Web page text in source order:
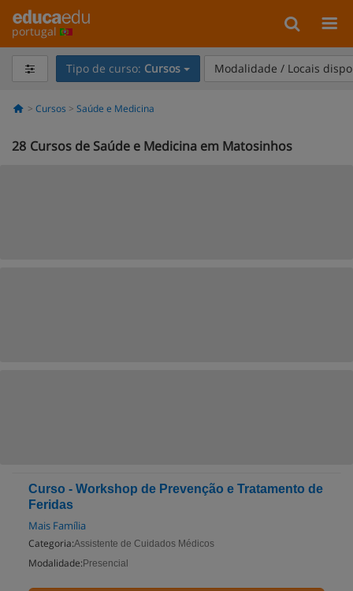
portugal
Tipo de curso: Cursos Modalidade / Locais
Cursos Saúde e Medicina
28 Cursos de Saúde e Medicina em Matosinhos
Curso - Workshop de Prevenção e Tratamento de
Feridas
Mais Família
Categoria:Assistente de Cuidados Médicos
Modalidade: Presencial